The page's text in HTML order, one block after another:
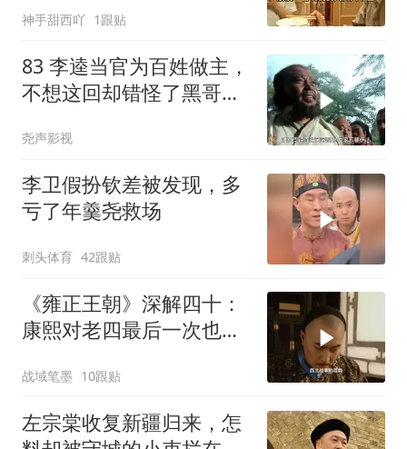
神手甜西吖 1跟贴
83 李逵当官为百姓做主，
不想这回却错怪了黑哥要
尧声影视
李卫假扮钦差被发现，多
亏了年羹尧救场
刺头体育 42跟贴
《雍正王朝》深解四十：
康熙对老四最后一次也最
战域笔墨 10跟贴
左宗棠收复新疆归来，怎